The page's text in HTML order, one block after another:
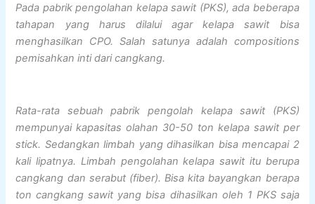
Pada pabrik pengolahan kelapa sawit (PKS), ada beberapa
tahapan yang harus dilalui agar kelapa sawit bisa
menghasilkan CPO. Salah satunya adalah compositions
pemisahkan inti dari cangkang.
Rata-rata sebuah pabrik pengolah kelapa sawit (PKS)
mempunyai kapasitas olahan 30-50 ton kelapa sawit per
stick. Sedangkan limbah yang dihasilkan bisa mencapai 2
kali lipatnya. Limbah pengolahan kelapa sawit itu berupa
cangkang dan serabut (fiber). Bisa kita bayangkan berapa
ton cangkang sawit yang bisa dihasilkan oleh 1 PKS saja